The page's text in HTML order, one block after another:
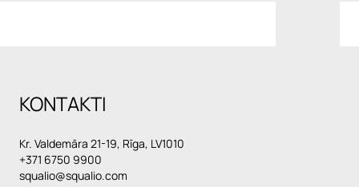
KONTAKTI
Kr. Valdemāra 21-19, Rīga, LV1010
+371 6750 9900
squalio@squalio.com